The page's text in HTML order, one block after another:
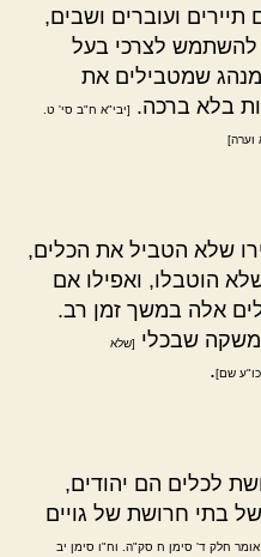
ועוברים ושבים,
להשתמש לצרכי בעל
שמטבילים את
בלא ברכה.
[יבי"א ח"ב סי' ט.
וערה]
שלא הטביל את הכלים,
הוטבלו, ואפילו אם
אלה במשך זמן רב.
שבכלי
[שלא
שם].
לכלים הם יהודים,
של בתי חרושת של גויים
אומר חלק ד' סימן ח סק"ה. וח"ו סימן יב